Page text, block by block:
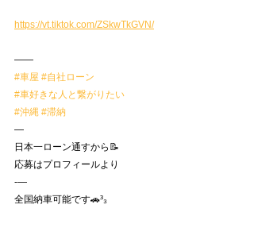
https://vt.tiktok.com/ZSkwTkGVN/
——
#車屋 #自社ローン
#車好きな人と繋がりたい
#沖縄 #滞納
—
日本一ローン通すから📝
応募はプロフィールより
-—
全国納車可能です🚗³₃